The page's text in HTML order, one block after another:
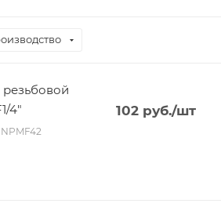
4"
102руб./шт